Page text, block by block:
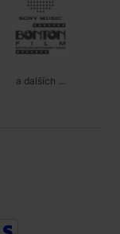
a dalších ...